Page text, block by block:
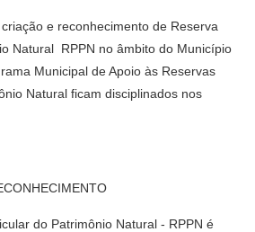
e reconhecimento de Reserva
Natural  RPPN no âmbito do Município
Municipal de Apoio às Reservas
Natural ficam disciplinados nos
do Patrimônio Natural - RPPN é